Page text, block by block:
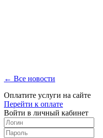
← Все новости
Оплатите услуги на сайте
Перейти к оплате
Войти в личный кабинет